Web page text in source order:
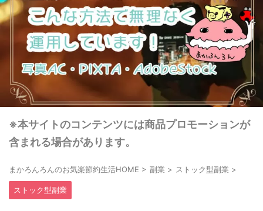
※本サイトのコンテンツには商品プロモーションが
含まれる場合があります。
まかろんろんのお気楽節約生活HOME > 副業 > ストック型副業 >
ストック型副業